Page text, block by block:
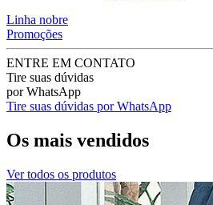
Linha nobre
Promoções
ENTRE EM CONTATO
Tire suas dúvidas
por WhatsApp
Tire suas dúvidas por WhatsApp
Os mais vendidos
Ver todos os produtos